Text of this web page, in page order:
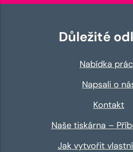
Důležité
Nabídka
Napsali o
Kontakt
Naše tiskárna –
Jak vytvořit